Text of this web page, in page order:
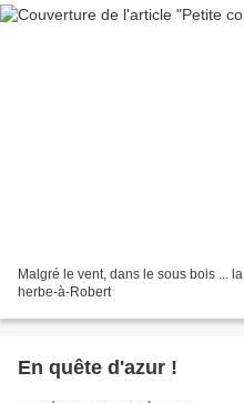
Malgré le vent, dans le sous bois ...
herbe-à-Robert
En quête d'azur !